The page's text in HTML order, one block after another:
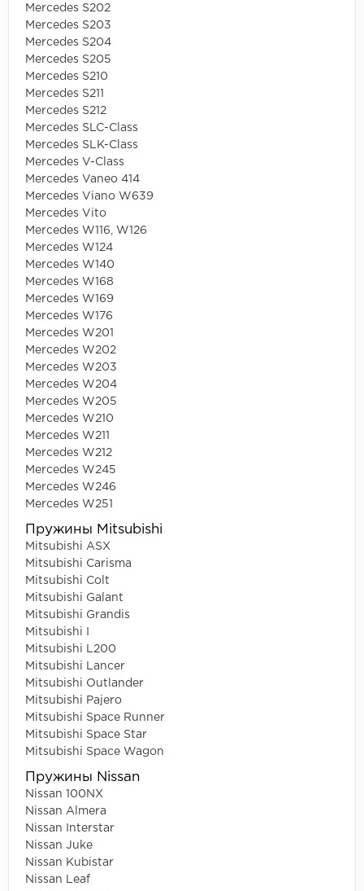
Mercedes S202
Mercedes S203
Mercedes S204
Mercedes S205
Mercedes S210
Mercedes S211
Mercedes S212
Mercedes SLC-Class
Mercedes SLK-Class
Mercedes V-Class
Mercedes Vaneo 414
Mercedes Viano W639
Mercedes Vito
Mercedes W116, W126
Mercedes W124
Mercedes W140
Mercedes W168
Mercedes W169
Mercedes W176
Mercedes W201
Mercedes W202
Mercedes W203
Mercedes W204
Mercedes W205
Mercedes W210
Mercedes W211
Mercedes W212
Mercedes W245
Mercedes W246
Mercedes W251
Пружины Mitsubishi
Mitsubishi ASX
Mitsubishi Carisma
Mitsubishi Colt
Mitsubishi Galant
Mitsubishi Grandis
Mitsubishi I
Mitsubishi L200
Mitsubishi Lancer
Mitsubishi Outlander
Mitsubishi Pajero
Mitsubishi Space Runner
Mitsubishi Space Star
Mitsubishi Space Wagon
Пружины Nissan
Nissan 100NX
Nissan Almera
Nissan Interstar
Nissan Juke
Nissan Kubistar
Nissan Leaf